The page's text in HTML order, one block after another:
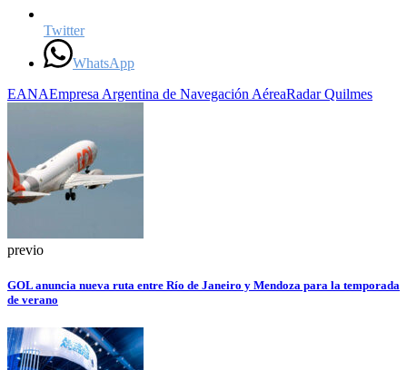
Twitter
WhatsApp
EANAEmpresa Argentina de Navegación AéreaRadar Quilmes
previo
GOL anuncia nueva ruta entre Río de Janeiro y Mendoza para la temporada
de verano